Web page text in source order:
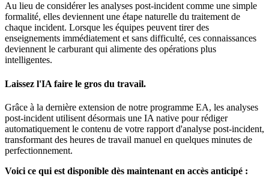
Au lieu de considérer les analyses post-incident comme une simple
formalité, elles deviennent une étape naturelle du traitement de
chaque incident. Lorsque les équipes peuvent tirer des
enseignements immédiatement et sans difficulté, ces connaissances
deviennent le carburant qui alimente des opérations plus
intelligentes.
Laissez l'IA faire le gros du travail.
Grâce à la dernière extension de notre programme EA, les analyses
post-incident utilisent désormais une IA native pour rédiger
automatiquement le contenu de votre rapport d'analyse post-incident,
transformant des heures de travail manuel en quelques minutes de
perfectionnement.
Voici ce qui est disponible dès maintenant en accès anticipé :